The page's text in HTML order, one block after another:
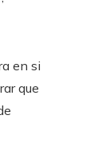
en si
que